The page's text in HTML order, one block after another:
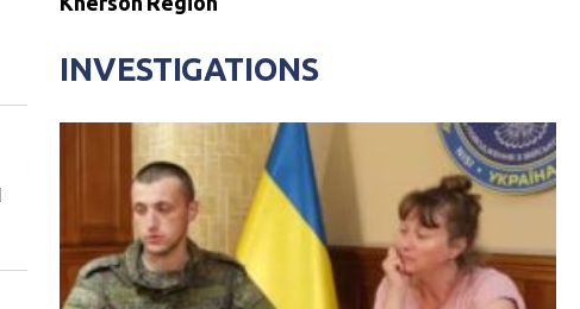
INVESTIGATIONS